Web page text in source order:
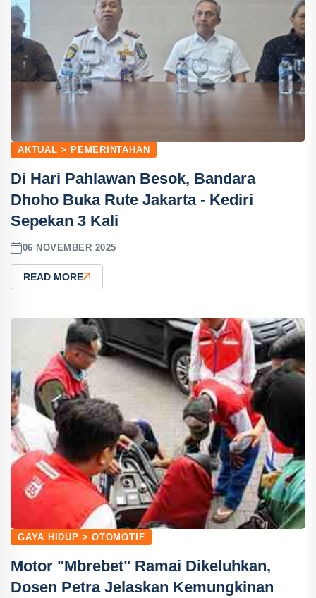
AKTUAL > PEMERINTAHAN
Di Hari Pahlawan Besok, Bandara
Dhoho Buka Rute Jakarta - Kediri
Sepekan 3 Kali
06 NOVEMBER 2025
READ MORE
GAYA HIDUP > OTOMOTIF
Motor "Mbrebet" Ramai Dikeluhkan,
Dosen Petra Jelaskan Kemungkinan